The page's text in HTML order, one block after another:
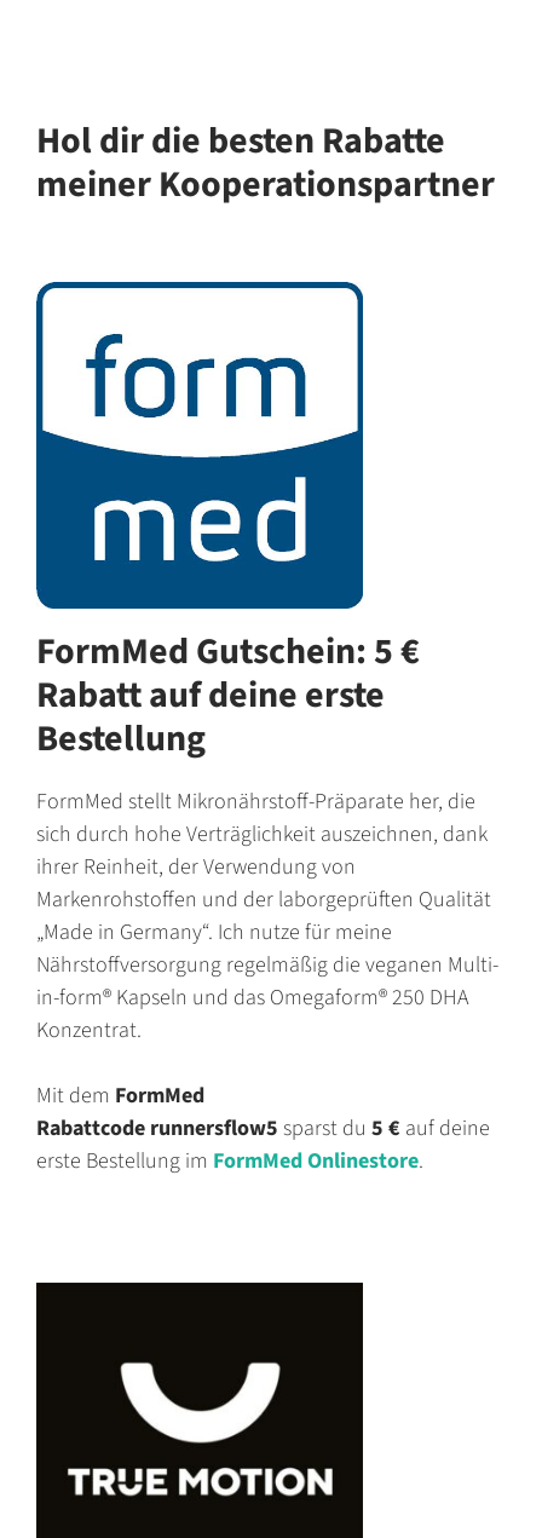
Hol dir die besten Rabatte
meiner Kooperationspartner
FormMed Gutschein: 5 €
Rabatt auf deine erste
Bestellung
FormMed stellt Mikronährstoff-Präparate her, die
sich durch hohe Verträglichkeit auszeichnen, dank
ihrer Reinheit, der Verwendung von
Markenrohstoffen und der laborgeprüften Qualität
„Made in Germany“. Ich nutze für meine
Nährstoffversorgung regelmäßig die veganen Multi-
in-form® Kapseln und das Omegaform® 250 DHA
Konzentrat.
Mit dem FormMed
Rabattcode runnersflow5 sparst du 5 € auf deine
erste Bestellung im FormMed Onlinestore.